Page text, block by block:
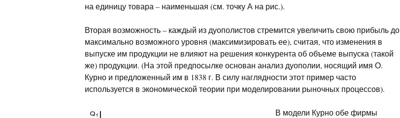
на единицу товара – наименьшая (см. точку А на рис.).
Вторая возможность – каждый из дуополистов стремится увеличить свою прибыль до
максимально возможного уровня (максимизировать ее), считая, что изменения в
выпуске им продукции не влияют на решения конкурента об объеме выпуска (такой
же) продукции. (На этой предпосылке основан анализ дуополии, носящий имя О.
Курно и предложенный им в 1838 г. В силу наглядности этот пример часто
используется в экономической теории при моделировании рыночных процессов).
В модели Курно обе фирмы